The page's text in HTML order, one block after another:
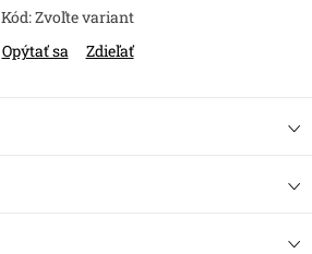
Kód:Zvoľte variant
Opýtať sa
Zdieľať